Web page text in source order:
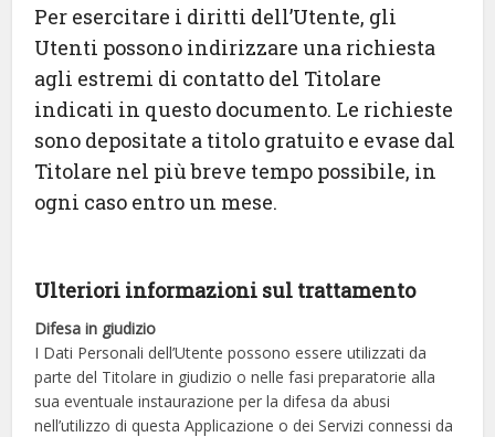
Per esercitare i diritti dell’Utente, gli
Utenti possono indirizzare una richiesta
agli estremi di contatto del Titolare
indicati in questo documento. Le richieste
sono depositate a titolo gratuito e evase dal
Titolare nel più breve tempo possibile, in
ogni caso entro un mese.
Ulteriori informazioni sul trattamento
Difesa in giudizio
I Dati Personali dell’Utente possono essere utilizzati da
parte del Titolare in giudizio o nelle fasi preparatorie alla
sua eventuale instaurazione per la difesa da abusi
nell’utilizzo di questa Applicazione o dei Servizi connessi da